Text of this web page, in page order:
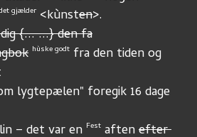
gjælder <kùnsten>.
{... ...} den fa
hùske godt
lygtepælen" foregik 16 dage
– det var en Fest aften efter